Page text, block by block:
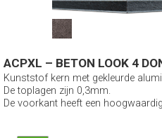
ACPXL – BETON LOOK 4
Kunststof kern met gekleurde
De toplagen zijn 0,3mm.
De voorkant heeft een